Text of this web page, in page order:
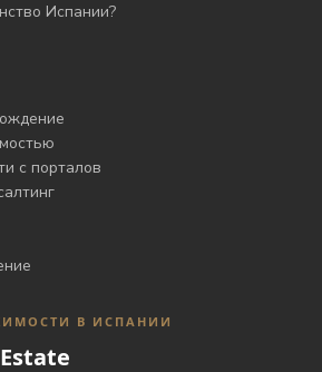
Испании?
с порталов
В ИСПАНИИ